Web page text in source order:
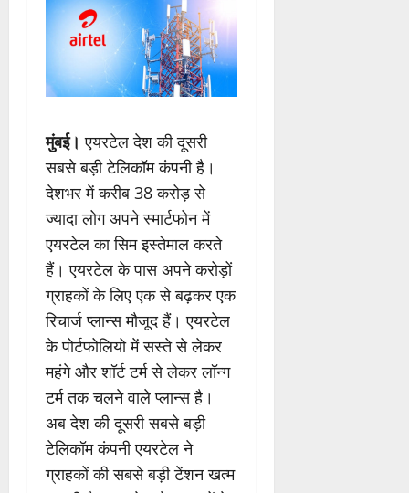
मुंबई। एयरटेल देश की दूसरी
सबसे बड़ी टेलिकॉम कंपनी है।
देशभर में करीब 38 करोड़ से
ज्यादा लोग अपने स्मार्टफोन में
एयरटेल का सिम इस्तेमाल करते
हैं। एयरटेल के पास अपने करोड़ों
ग्राहकों के लिए एक से बढ़कर एक
रिचार्ज प्लान्स मौजूद हैं। एयरटेल
के पोर्टफोलियो में सस्ते से लेकर
महंगे और शॉर्ट टर्म से लेकर लॉन्ग
टर्म तक चलने वाले प्लान्स है।
अब देश की दूसरी सबसे बड़ी
टेलिकॉम कंपनी एयरटेल ने
ग्राहकों की सबसे बड़ी टेंशन खत्म